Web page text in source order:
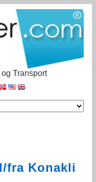
Transport
fra Konakli